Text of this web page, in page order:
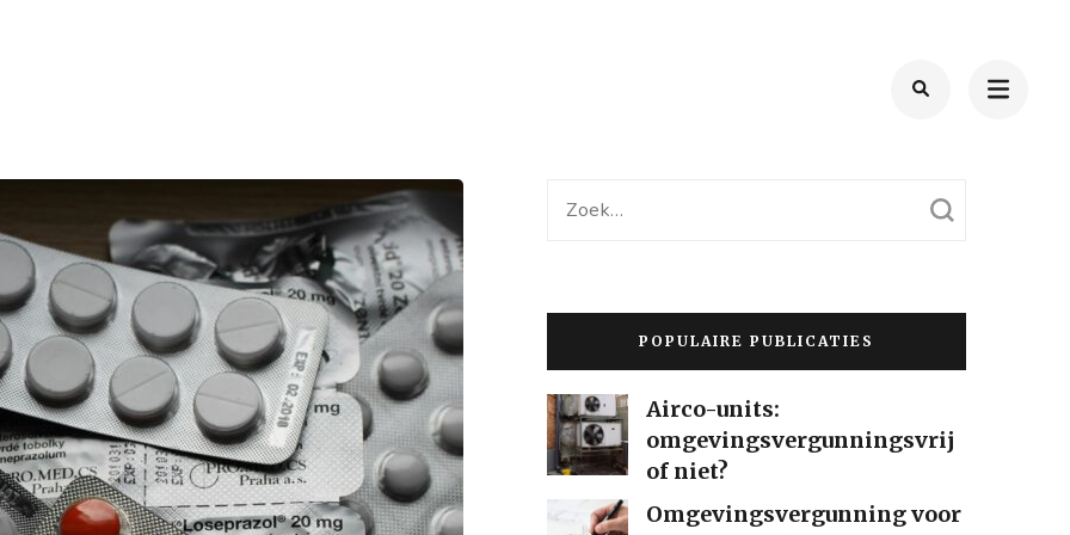
Zoek
POPULAIRE PUBLICATIES
Airco-units:
omgevingsvergunningsvrij
of niet?
Omgevingsvergunning voor